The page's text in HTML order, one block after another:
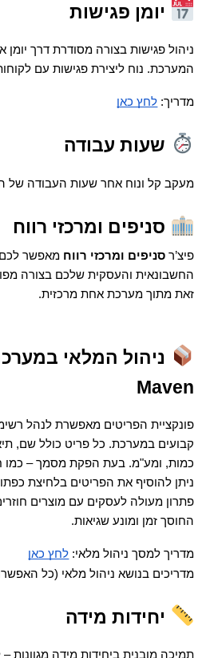
יומן פגישות
המערכת. נוח ליצירת פגישות עם
מדריך: לחץ כאן
שעות עבודה
מעקב קל ונוח אחר שעות העבודה של
סניפים ומרכזי רווח
פיצ’ר סניפים ומרכזי רווח
זאת מתוך מערכת אחת מרכזית.
Maven
החוסך זמן ומונע שגיאות.
מדריך למסך ניהול מלאי: לחץ כאן
מדריכים בנושא ניהול מלאי (כל
יחידות מידה